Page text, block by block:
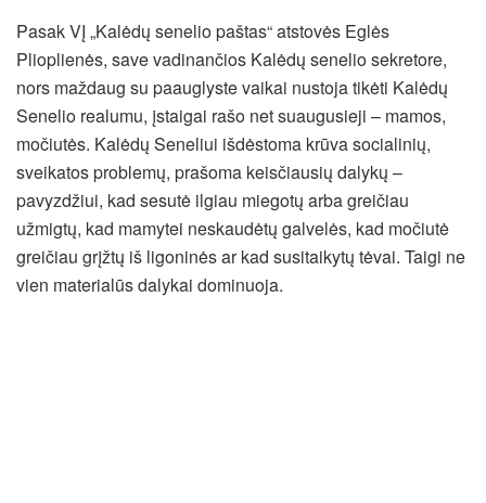
Pasak VĮ „Kalėdų senelio paštas“ atstovės Eglės
Plioplienės, save vadinančios Kalėdų senelio sekretore,
nors maždaug su paauglyste vaikai nustoja tikėti Kalėdų
Senelio realumu, įstaigai rašo net suaugusieji – mamos,
močiutės. Kalėdų Seneliui išdėstoma krūva socialinių,
sveikatos problemų, prašoma keisčiausių dalykų –
pavyzdžiui, kad sesutė ilgiau miegotų arba greičiau
užmigtų, kad mamytei neskaudėtų galvelės, kad močiutė
greičiau grįžtų iš ligoninės ar kad susitaikytų tėvai. Taigi ne
vien materialūs dalykai dominuoja.